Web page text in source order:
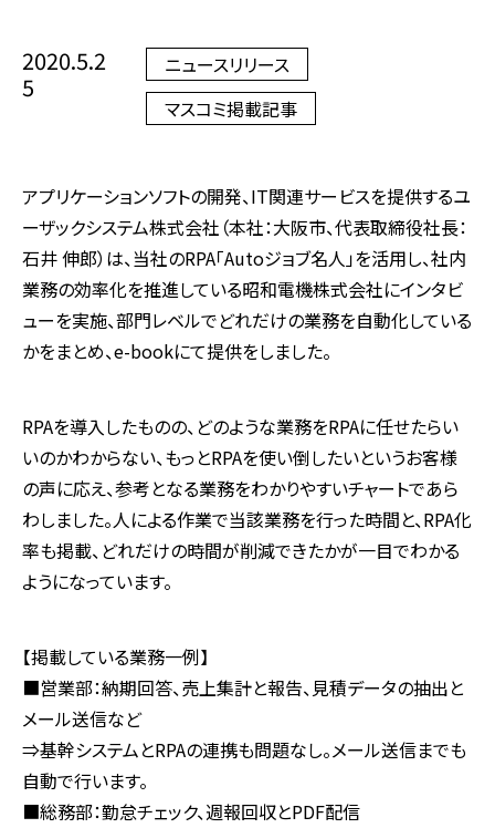
2020.5.2
5
ニュースリリース
マスコミ掲載記事
アプリケーションソフトの開発、IT関連サービスを提供するユ
ーザックシステム株式会社（本社：大阪市、代表取締役社長：
石井 伸郎）は、当社のRPA「Autoジョブ名人」を活用し、社内
業務の効率化を推進している昭和電機株式会社にインタビ
ューを実施、部門レベルでどれだけの業務を自動化している
かをまとめ、e-bookにて提供をしました。
RPAを導入したものの、どのような業務をRPAに任せたらい
いのかわからない、もっとRPAを使い倒したいというお客様
の声に応え、参考となる業務をわかりやすいチャートであら
わしました。人による作業で当該業務を行った時間と、RPA化
率も掲載、どれだけの時間が削減できたかが一目でわかる
ようになっています。
【掲載している業務一例】
■営業部：納期回答、売上集計と報告、見積データの抽出と
メール送信など
⇒基幹システムとRPAの連携も問題なし。メール送信までも
自動で行います。
■総務部：勤怠チェック、週報回収とPDF配信